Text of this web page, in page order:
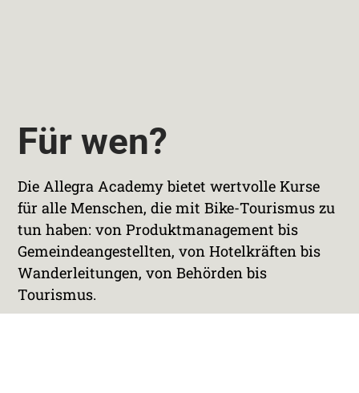
Für wen?
Die Allegra Academy bietet wertvolle Kurse
für alle Menschen, die mit Bike-Tourismus zu
tun haben: von Produktmanagement bis
Gemeindeangestellten, von Hotelkräften bis
Wanderleitungen, von Behörden bis
Tourismus.